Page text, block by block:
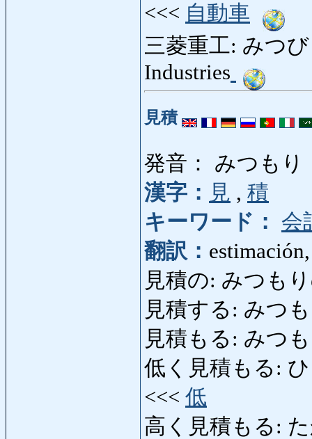
<<< 自動車
三菱重工: みつ
Industries
見積
発音： みつもり
漢字： 見 , 積
キーワード：
会
翻訳：
見積の: みつも
見積する: みつ
見積もる: みつ
低く見積もる:
<<< 低
高く見積もる: